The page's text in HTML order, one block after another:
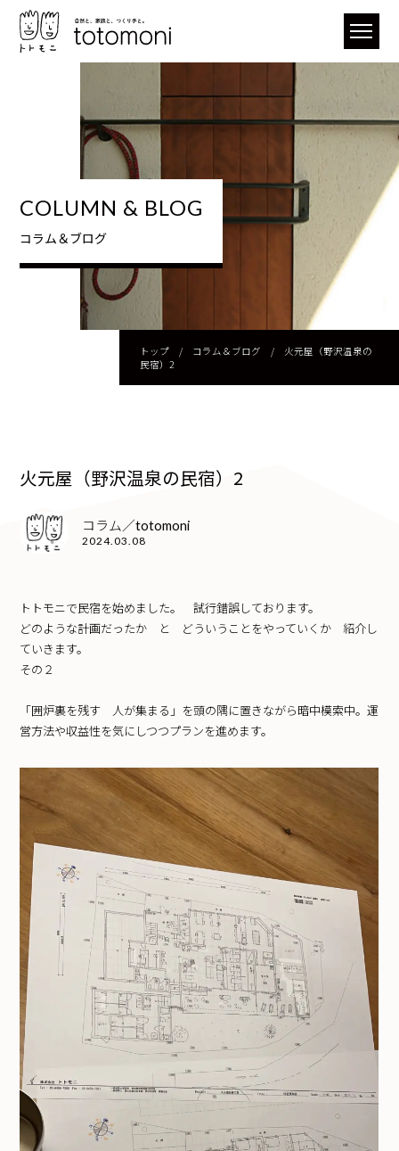
COLUMN & BLOG
コラム＆ブログ
トップ/ コラム＆ブログ / 火元屋（野沢温泉の
民宿）2
火元屋（野沢温泉の民宿）2
コラム／totomoni
2024.03.08
トトモニで民宿を始めました。 試行錯誤しております。
どのような計画だったか と どういうことをやっていくか 紹介し
ていきます。
その２
「囲炉裏を残す 人が集まる」を頭の隅に置きながら暗中模索中。運
営方法や収益性を気にしつつプランを進めます。